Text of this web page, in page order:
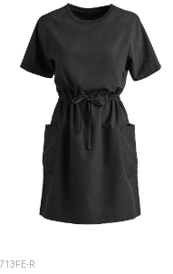
R